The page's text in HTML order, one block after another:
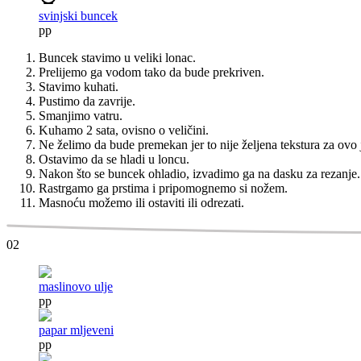
svinjski buncek
pp
Buncek stavimo u veliki lonac.
Prelijemo ga vodom tako da bude prekriven.
Stavimo kuhati.
Pustimo da zavrije.
Smanjimo vatru.
Kuhamo 2 sata, ovisno o veličini.
Ne želimo da bude premekan jer to nije željena tekstura za ovo
Ostavimo da se hladi u loncu.
Nakon što se buncek ohladio, izvadimo ga na dasku za rezanje.
Rastrgamo ga prstima i pripomognemo si nožem.
Masnoću možemo ili ostaviti ili odrezati.
02
maslinovo ulje
pp
papar mljeveni
pp